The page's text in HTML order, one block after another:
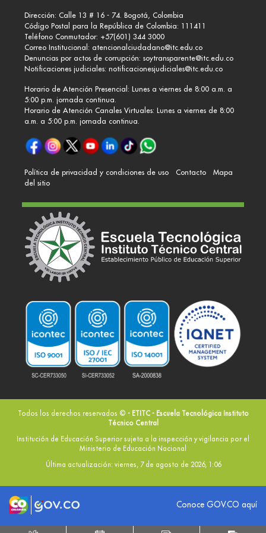
Dirección: Calle 13 # 16 - 74. Bogotá, Colombia
Código Postal para la República de Colombia: 111411
Teléfono Conmutador: +57(601) 344 3000
Correo Institucional: atencionalciudadano@itc.edu.co
Denuncias por actos de corrupción: soytransparente@itc.edu.co
Notificaciones judiciales: notificacionesjudiciales@itc.edu.co
Horario de Atención Presencial: Lunes a viernes de 8:00 a.m. a
5:00 p.m. jornada continua.
Horario de Atención Canales Virtuales: Lunes a viernes de 8:00
a.m. a 5:00 p.m. jornada continua.
Política de privacidad y condiciones de uso Contacto
Mapa
del sitio
Todos los derechos reservados © - ETITC - Escuela Tecnológica Instituto
Técnico Central
Institución de Educación Superior sujeta a la inspección y vigilancia por el
Ministerio de Educación Nacional
Última actualización: viernes, 7 de agosto de 2026, 1:06
Logo marca ColombiaLogo Gobierno de ColombiaConoce GOV.CO aquí